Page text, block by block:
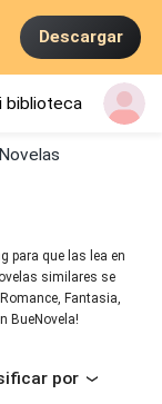
Descargar
biblioteca
para que las lea en
similares se
Fantasia,
BueNovela!
por